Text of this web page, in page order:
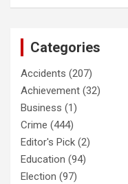
Categories
Accidents (207)
Achievement (32)
Business (1)
Crime (444)
Editor's Pick (2)
Education (94)
Election (97)